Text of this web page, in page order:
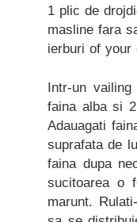
1 plic de
masline fara
ierburi of your
Intr-un
faina alba si
Adauagati
suprafata de
faina dupa
sucitoarea o
marunt.